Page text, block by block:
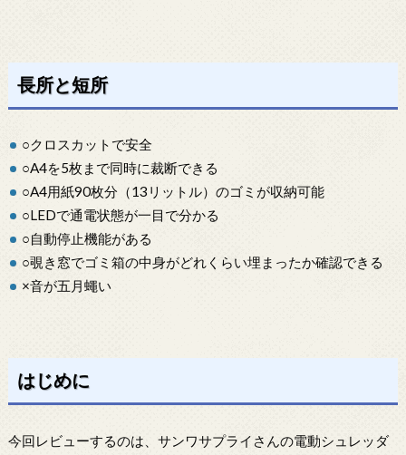
長所と短所
○クロスカットで安全
○A4を5枚まで同時に裁断できる
○A4用紙90枚分（13リットル）のゴミが収納可能
○LEDで通電状態が一目で分かる
○自動停止機能がある
○覗き窓でゴミ箱の中身がどれくらい埋まったか確認できる
×音が五月蠅い
はじめに
今回レビューするのは、サンワサプライさんの電動シュレッダ